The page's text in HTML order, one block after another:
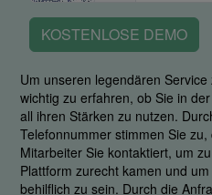
KOSTENLOSE DEMO
Um unseren legendären
wichtig zu erfahren, ob Sie in
all ihren Stärken zu nutzen.
Telefonnummer stimmen Sie
Mitarbeiter Sie kontaktiert, um
Plattform zurecht kamen und
behilflich zu sein. Durch die